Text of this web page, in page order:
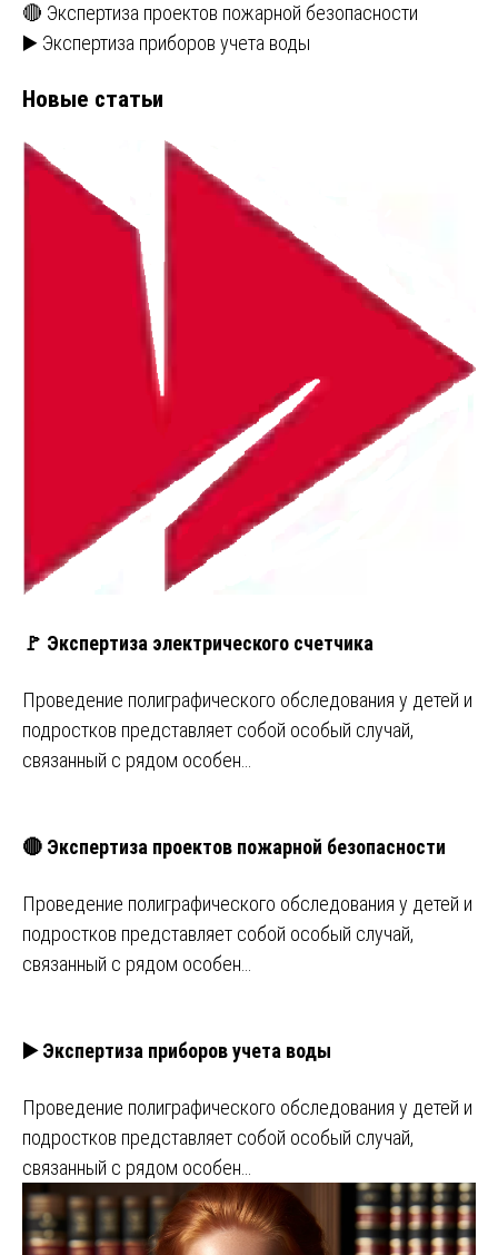
🔴 Экспертиза проектов пожарной безопасности
▶️ Экспертиза приборов учета воды
Новые статьи
🚩 Экспертиза электрического счетчика
Проведение полиграфического обследования у детей и
подростков представляет собой особый случай,
связанный с рядом особен…
🔴 Экспертиза проектов пожарной безопасности
Проведение полиграфического обследования у детей и
подростков представляет собой особый случай,
связанный с рядом особен…
▶️ Экспертиза приборов учета воды
Проведение полиграфического обследования у детей и
подростков представляет собой особый случай,
связанный с рядом особен…